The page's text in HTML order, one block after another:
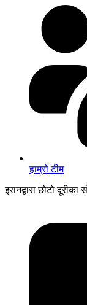
हाम्रो टीम
इरानद्वारा छोटो